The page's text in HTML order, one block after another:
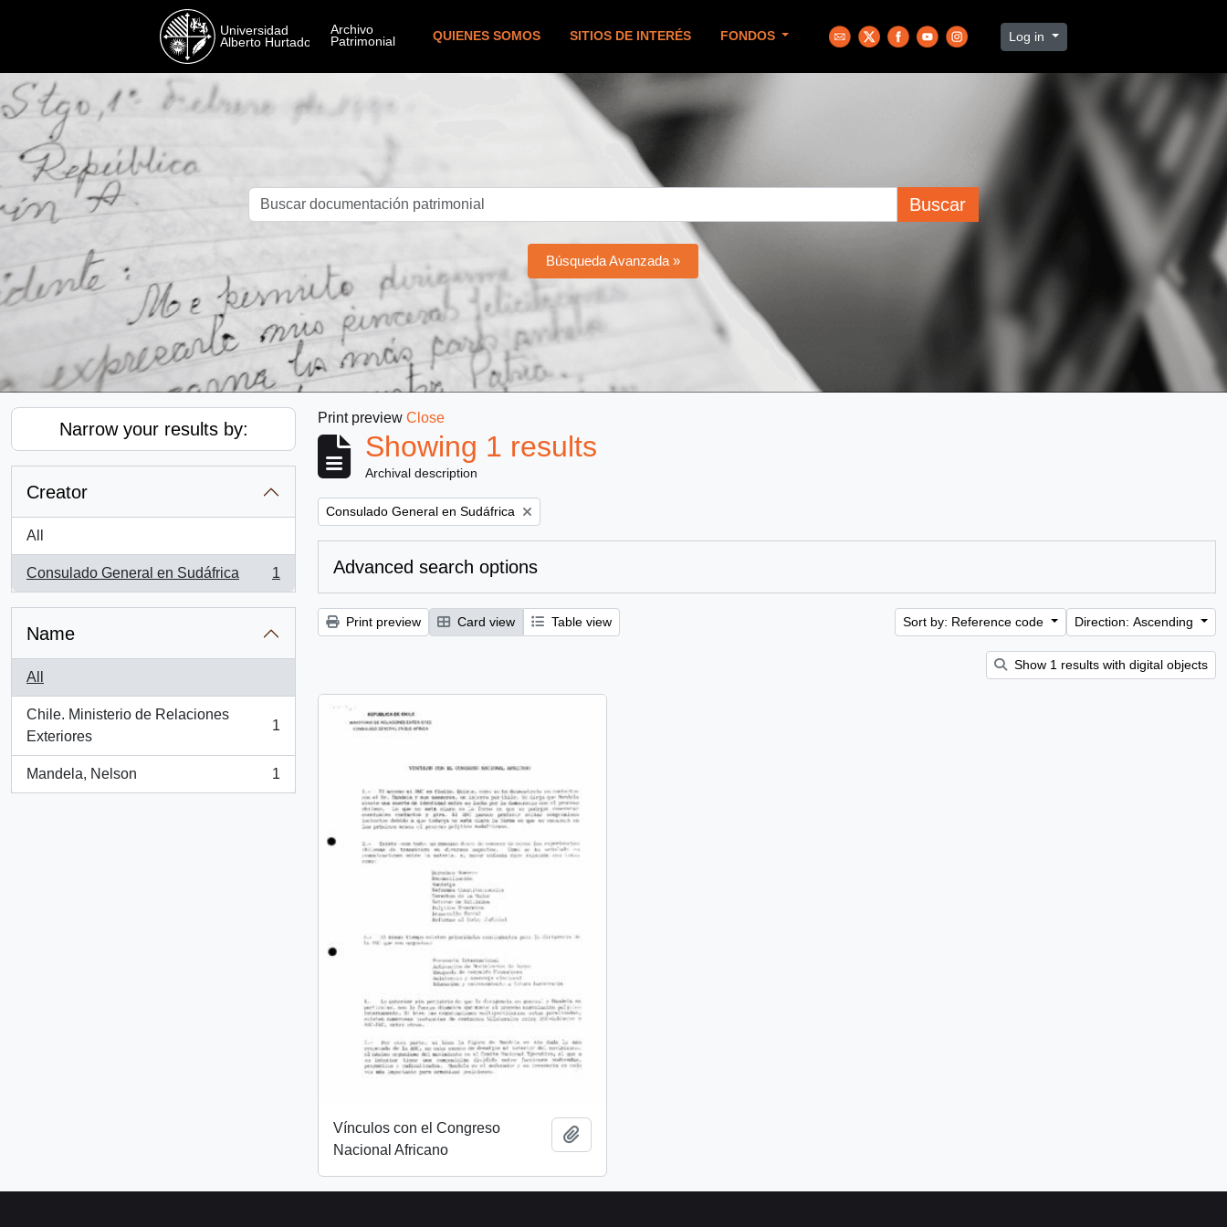
QUIENES SOMOS SITIOS DE INTERÉS FONDOS Log in
Buscar
Búsqueda Avanzada »
Narrow your results by:
Creator
All
Consulado General en Sudáfrica
, 1 results
1
Name
All
Chile. Ministerio de Relaciones
Exteriores
, 1 results
1
Mandela, Nelson
, 1 results
1
Print preview Close
Showing 1 results
Archival description
Remove filter:
Consulado General en Sudáfrica
Advanced search options
Print preview Card view Table view Sort by: Reference code Direction: Ascending
Show 1 results with digital objects
Vínculos con el Congreso
Nacional Africano